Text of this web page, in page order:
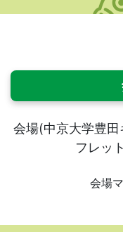
会場(中京大学豊
フレッ
会場